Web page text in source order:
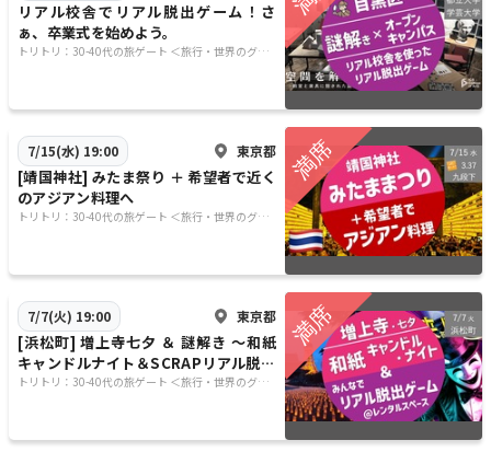
リアル校舎でリアル脱出ゲーム！さ
ぁ、卒業式を始めよう。
トリトリ：30-40代の旅ゲート ＜旅行・世界のグル
7/15(水) 19:00 東京都
[靖国神社] みたま祭り ＋ 希望者で近く
のアジアン料理へ
トリトリ：30-40代の旅ゲート ＜旅行・世界のグル
7/7(火) 19:00 東京都
[浜松町] 増上寺七夕 ＆ 謎解き 〜和紙
キャンドルナイト＆SCRAPリアル脱出
ゲームイベント
トリトリ：30-40代の旅ゲート ＜旅行・世界のグル